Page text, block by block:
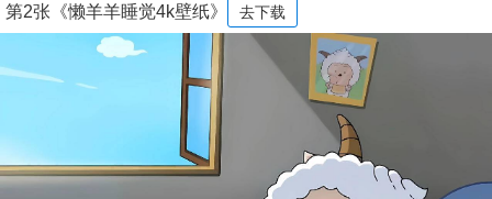
第2张《懒羊羊睡觉4k壁纸》 去下载